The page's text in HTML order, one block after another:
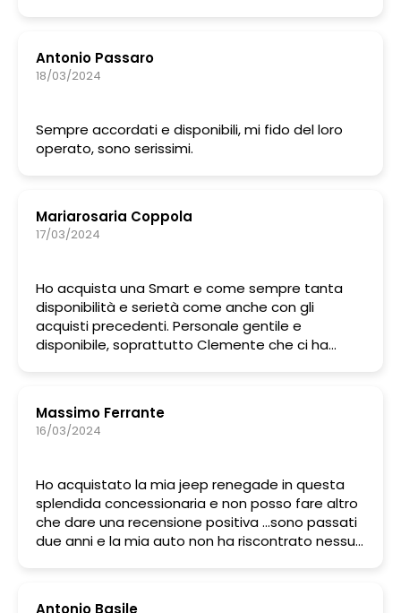
ROMANO AUTO E LA SCELTA GIUSTA !
Antonio Passaro
18/03/2024
Sempre accordati e disponibili, mi fido del loro
operato, sono serissimi.
Mariarosaria Coppola
17/03/2024
Ho acquista una Smart e come sempre tanta
disponibilità e serietà come anche con gli
acquisti precedenti. Personale gentile e
disponibile, soprattutto Clemente che ci ha
Massimo Ferrante
16/03/2024
Ho acquistato la mia jeep renegade in questa
splendida concessionaria e non posso fare altro
che dare una recensione positiva …sono passati
due anni e la mia auto non ha riscontrato nessun
Antonio Basile